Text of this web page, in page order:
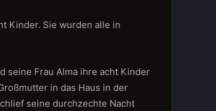
Kinder. Sie wurden alle in
seine Frau Alma ihre acht Kinder
in das Haus in der
seine durchzechte Nacht